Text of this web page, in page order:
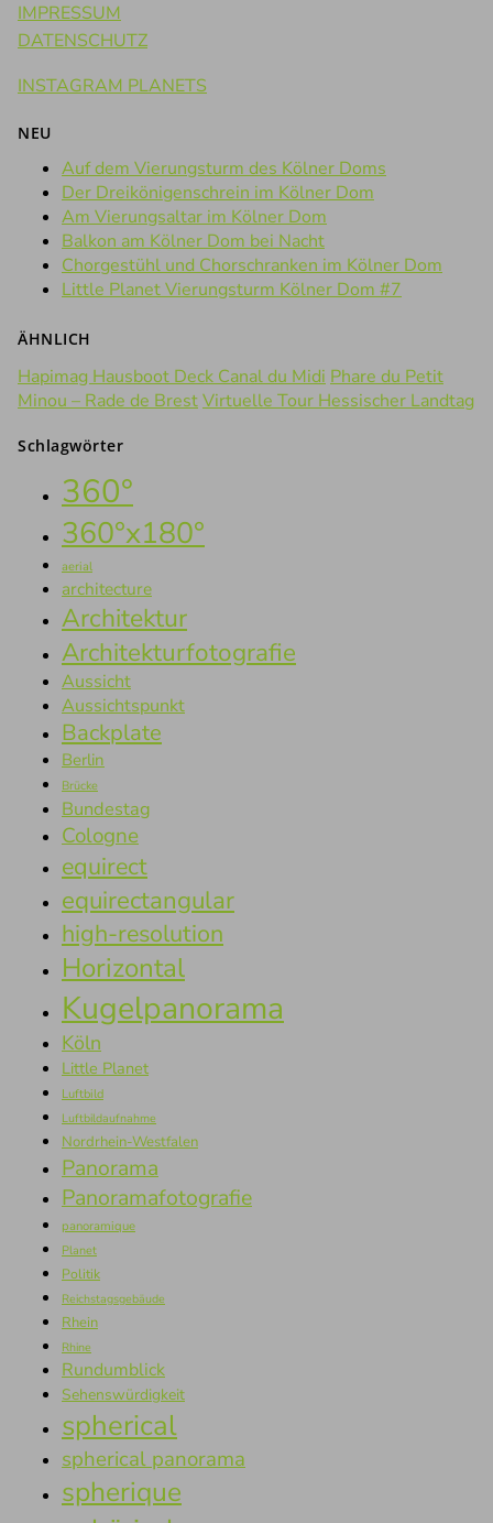
IMPRESSUM
DATENSCHUTZ
INSTAGRAM PLANETS
NEU
Auf dem Vierungsturm des Kölner Doms
Der Dreikönigenschrein im Kölner Dom
Am Vierungsaltar im Kölner Dom
Balkon am Kölner Dom bei Nacht
Chorgestühl und Chorschranken im Kölner Dom
Little Planet Vierungsturm Kölner Dom #7
ÄHNLICH
Hapimag Hausboot Deck Canal du Midi Phare du Petit
Minou – Rade de BrestVirtuelle Tour Hessischer Landtag
Schlagwörter
360°
360°x180°
aerial
architecture
Architektur
Architekturfotografie
Aussicht
Aussichtspunkt
Backplate
Berlin
Brücke
Bundestag
Cologne
equirect
equirectangular
high-resolution
Horizontal
Kugelpanorama
Köln
Little Planet
Luftbild
Luftbildaufnahme
Nordrhein-Westfalen
Panorama
Panoramafotografie
panoramique
Planet
Politik
Reichstagsgebäude
Rhein
Rhine
Rundumblick
Sehenswürdigkeit
spherical
spherical panorama
spherique